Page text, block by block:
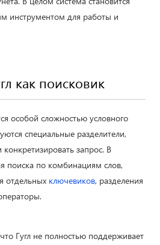
инструментом для работы и
как поисковик
особой сложностью условного
специальные разделители,
запрос. В
поиска по комбинациям слов,
отдельных ключевиков, разделения
Гугл не полностью поддерживает